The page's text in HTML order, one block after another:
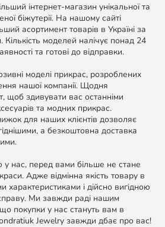
інтернет-магазин унікальної та
біжутерії. На нашому сайті
асортимент товарів в Україні за
Кількість моделей налічує понад 24
та готові до відправки.
моделі прикрас, розроблених
нашої компанії. Щодня
щоб здивувати вас останніми
та модних прикрас.
для наших клієнтів дозволяє
а безкоштовна доставка
нас, перед вами більше не стане
Адже відмінна якість товару в
характеристиками і дійсно вигідною
Ми завжди раді нашим
що покупки у нас стануть вам в
Jewelry завжди дбає про вас!